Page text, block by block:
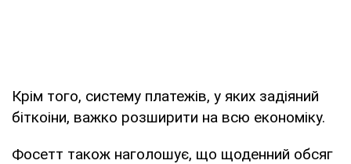
Крім того, систему платежів, у яких задіяний
біткоіни, важко розширити на всю економіку.
Фосетт також наголошує, що щоденний обсяг